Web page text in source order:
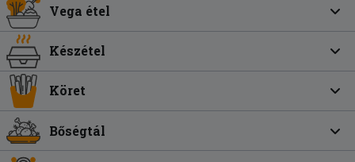
Vega étel
Készétel
Köret
Bőségtál